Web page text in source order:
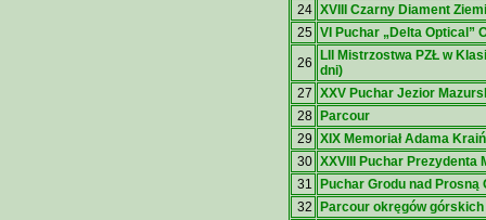
24 XVIII Czarny Diament
25 VI Puchar „Delta Optical”
26
LII Mistrzostwa PZŁ w
dni)
27 XXV Puchar Jezior
28
Parcour
29 XIX Memoriał Adama
30 XXVIII Puchar Prezydenta
31
Puchar Grodu nad Prosną
32
Parcour okręgów górskich